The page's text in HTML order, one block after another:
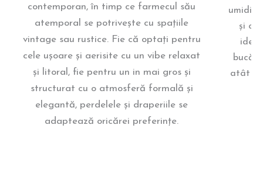
contemporan, în timp ce farmecul său
atemporal se potrivește cu spațiile
vintage sau rustice. Fie că optați pentru
cele ușoare și aerisite cu un vibe relaxat
și litoral, fie pentru un in mai gros și
structurat cu o atmosferă formală și
elegantă, perdelele și draperiile se
adaptează oricărei preferințe.
și
atât